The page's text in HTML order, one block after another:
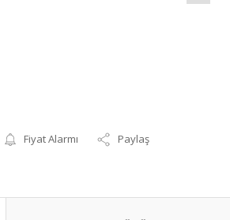
Fiyat Alarmı Paylaş